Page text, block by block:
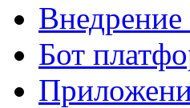
Внедрение
Бот